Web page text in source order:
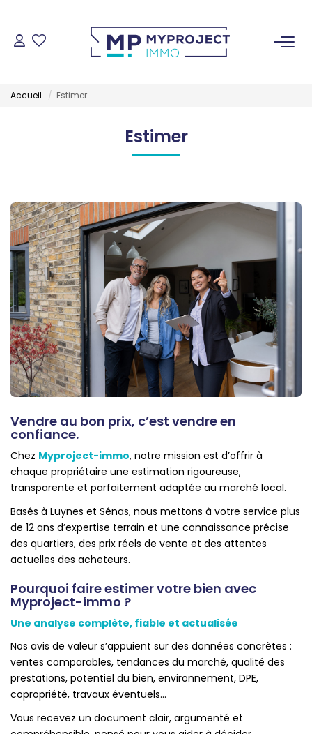
VENDRE
GESTION LOCATIVE
NOS AGENCES
Qui Sommes-Nous
Notre Équipe
Nous Rejoindre
Nos Actualités
CONTACT
Accueil Estimer
Estimer
Vendre au bon prix, c’est vendre en
confiance.
Chez Myproject-immo, notre mission est d’offrir à
chaque propriétaire une estimation rigoureuse,
transparente et parfaitement adaptée au marché local.
Basés à Luynes et Sénas, nous mettons à votre service plus
de 12 ans d’expertise terrain et une connaissance précise
des quartiers, des prix réels de vente et des attentes
actuelles des acheteurs.
Pourquoi faire estimer votre bien avec
Myproject-immo ?
Une analyse complète, fiable et actualisée
Nos avis de valeur s’appuient sur des données concrètes :
ventes comparables, tendances du marché, qualité des
prestations, potentiel du bien, environnement, DPE,
copropriété, travaux éventuels…
Vous recevez un document clair, argumenté et